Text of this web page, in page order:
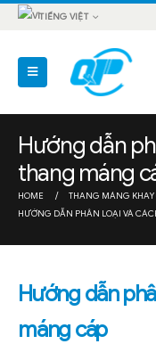
TIẾNG VIỆT
Hướng dẫn
thang máng
HOME
THANG MÁNG KHAY
HƯỚNG DẪN PHÂN LOẠI VÀ
Hướng dẫn
máng cáp